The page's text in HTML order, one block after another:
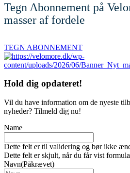
Tegn Abonnement på
masser af fordele
TEGN ABONNEMENT
Hold dig opdateret!
Vil du have information om de nyeste
nyheder? Tilmeld dig nu!
Name
Dette felt er til validering og bør ikke
Dette felt er skjult, når du får vist
Navn(Påkrævet)